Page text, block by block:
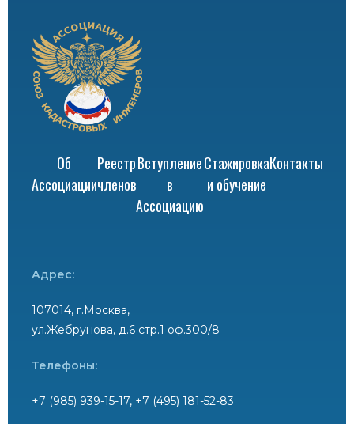
Об
Ассоциации
Реестр
членов
Вступление
в
Ассоциацию
Стажировка
и обучение
Контакты
Адрес:
107014, г.Москва,
ул.Жебрунова, д.6 стр.1 оф.300/8
Телефоны:
+7 (985) 939-15-17, +7 (495) 181-52-83